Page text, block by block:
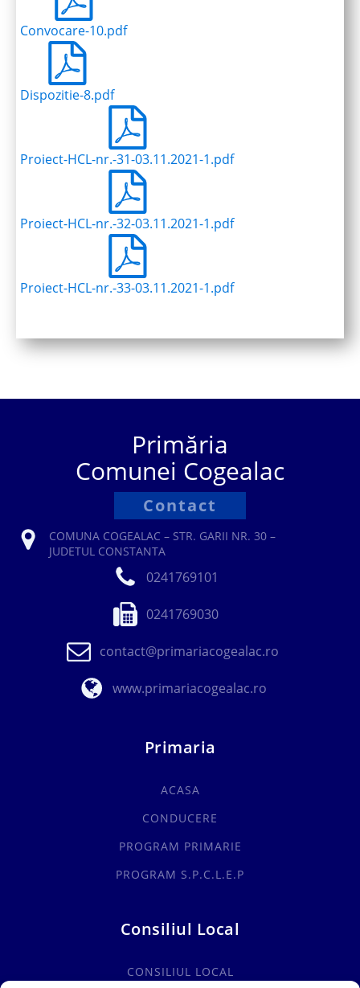
Convocare-10.pdf
Dispozitie-8.pdf
Proiect-HCL-nr.-31-03.11.2021-1.pdf
Proiect-HCL-nr.-32-03.11.2021-1.pdf
Proiect-HCL-nr.-33-03.11.2021-1.pdf
Primăria
Comunei Cogealac
Contact
COMUNA COGEALAC – STR. GARII NR. 30 –
JUDETUL CONSTANTA
0241769101
0241769030
contact@primariacogealac.ro
www.primariacogealac.ro
Primaria
ACASA
CONDUCERE
PROGRAM PRIMARIE
PROGRAM S.P.C.L.E.P
Consiliul Local
CONSILIUL LOCAL